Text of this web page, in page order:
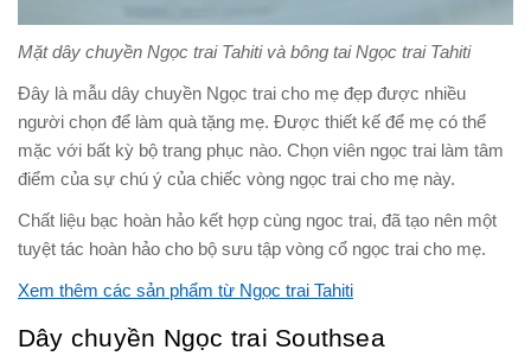
Mặt dây chuyền Ngọc trai Tahiti và bông tai Ngọc trai Tahiti
Đây là mẫu dây chuyền Ngọc trai cho mẹ đẹp được nhiều
người chọn để làm quà tặng mẹ. Được thiết kế để mẹ có thể
mặc với bất kỳ bộ trang phục nào. Chọn viên ngọc trai làm tâm
điểm của sự chú ý của chiếc vòng ngọc trai cho mẹ này.
Chất liệu bạc hoàn hảo kết hợp cùng ngoc trai, đã tạo nên một
tuyệt tác hoàn hảo cho bộ sưu tập vòng cổ ngọc trai cho mẹ.
Xem thêm các sản phẩm từ Ngọc trai Tahiti
Dây chuyền Ngọc trai Southsea